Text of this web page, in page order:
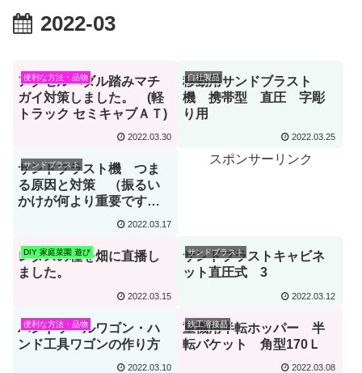
2022-03
便利な方法・品物
アクセルペダル踏みマチ
ガイ対策しました。 (軽
トラック セミキャブＡＴ)
2022.03.30
自社製品
移動用サンドブラスト
機 携帯型 直圧 字彫
り用
2022.03.25
サンドブラスト
サンドブラスト機 つま
る原因と対策 （振るい
かけが何より重要です
2022.03.17
スポンサーリンク
DIY 家庭菜園 遊び
レタスの種を畑に直播し
ました。
2022.03.15
サンドブラスト
サンドブラストキャビネ
ット直圧式 3
2022.03.12
便利な方法・品物
ハンドツールワゴン・ハ
ンド工具ワゴンの作り方
2022.03.10
鉄工溶接品
重機用半転ホッパー 半
転バケット 角型170Ｌ
2022.03.08